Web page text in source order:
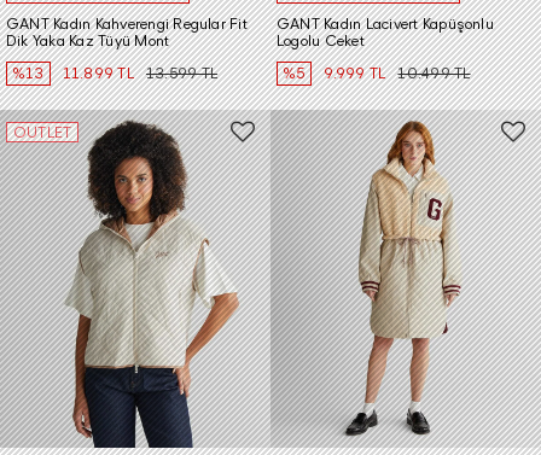
GANT Kadın Kahverengi Regular Fit
Dik Yaka Kaz Tüyü Mont
%13
11.899 TL 13.599 TL
GANT Kadın Lacivert Kapüşonlu
Logolu Ceket
%5
9.999 TL 10.499 TL
OUTLET